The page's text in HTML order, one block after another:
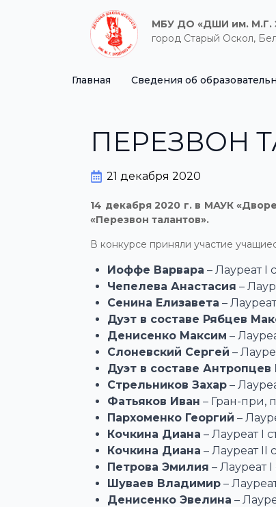
МБУ ДО «ДШИ им. М.Г.
город Старый Оскол,
Главная Сведения об
ПЕРЕЗВОН
21 декабря 2020
14 декабря 2020 г. в МАУК
«Перезвон талантов».
В конкурсе приняли участие
Иоффе Варвара – Лауреат I
Чепелева Анастасия –
Сенина Елизавета –
Дуэт в составе Рябцев
Денисенко Максим –
Слоневский Сергей –
Дуэт в составе
Стрельников Захар –
Фатьяков Иван – Гран-при,
Пархоменко Георгий –
Кочкина Диана – Лауреат I
Кочкина Диана – Лауреат II
Петрова Эмилия – Лауреат
Шуваев Владимир –
Денисенко Эвелина –